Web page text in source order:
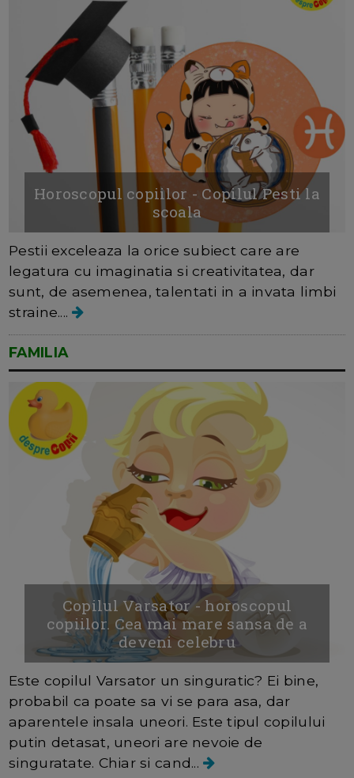
Horoscopul copiilor - Copilul Pesti la
scoala
Pestii exceleaza la orice subiect care are
legatura cu imaginatia si creativitatea, dar
sunt, de asemenea, talentati in a invata limbi
straine....
FAMILIA
Copilul Varsator - horoscopul
copiilor. Cea mai mare sansa de a
deveni celebru
Este copilul Varsator un singuratic? Ei bine,
probabil ca poate sa vi se para asa, dar
aparentele insala uneori. Este tipul copilului
putin detasat, uneori are nevoie de
singuratate. Chiar si cand...